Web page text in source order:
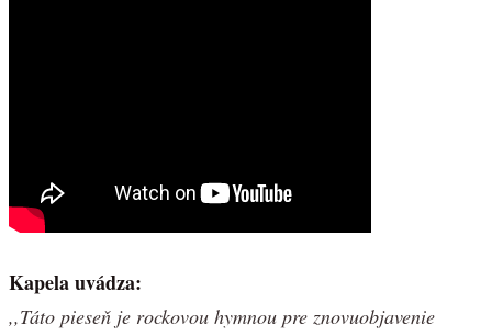
Kapela uvádza:
,,Táto pieseň je rockovou hymnou pre znovuobjavenie